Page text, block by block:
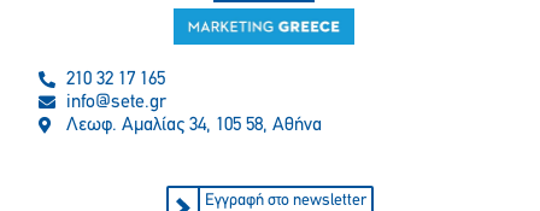
210 32 17 165
info@sete.gr
Λεωφ. Αμαλίας 34, 105 58, Αθήνα
Εγγραφή στο newsletter